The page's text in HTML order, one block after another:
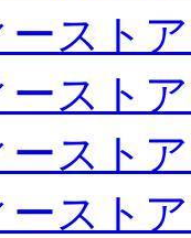
ースト
ースト
ースト
ースト